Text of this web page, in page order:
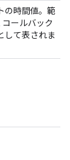
の時間値。範
コールバック
して表されま